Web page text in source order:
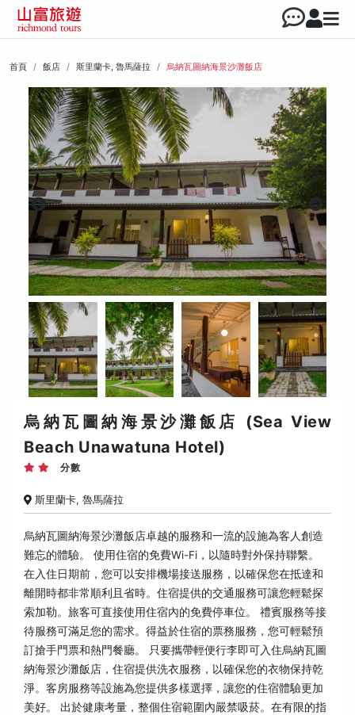
首頁 飯店 斯里蘭卡, 魯馬薩拉 烏納瓦圖納海景沙灘飯店
烏納瓦圖納海景沙灘飯店 (Sea View
Beach Unawatuna Hotel)
分數
斯里蘭卡, 魯馬薩拉
烏納瓦圖納海景沙灘飯店卓越的服務和一流的設施為客人創造
難忘的體驗。 使用住宿的免費Wi-Fi，以隨時對外保持聯繫。
在入住日期前，您可以安排機場接送服務，以確保您在抵達和
離開時都非常順利且省時。住宿提供的交通服務可讓您輕鬆探
索加勒。旅客可直接使用住宿內的免費停車位。 禮賓服務等接
待服務可滿足您的需求。得益於住宿的票務服務，您可輕鬆預
訂搶手門票和熱門餐廳。 只要攜帶輕便行李即可入住烏納瓦圖
納海景沙灘飯店，住宿提供洗衣服務，以確保您的衣物保持乾
淨。客房服務等設施為您提供多樣選擇，讓您的住宿體驗更加
美好。 出於健康考量，整個住宿範圍內嚴禁吸菸。在有限的指